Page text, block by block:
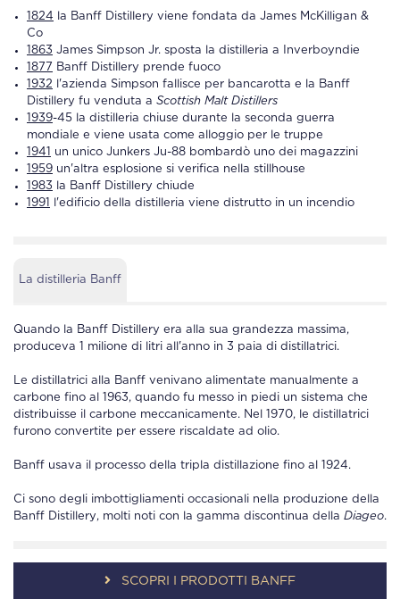
1824 la Banff Distillery viene fondata da James McKilligan &
Co
1863 James Simpson Jr. sposta la distilleria a Inverboyndie
1877 Banff Distillery prende fuoco
1932 l'azienda Simpson fallisce per bancarotta e la Banff
Distillery fu venduta a Scottish Malt Distillers
1939-45 la distilleria chiuse durante la seconda guerra
mondiale e viene usata come alloggio per le truppe
1941
un unico Junkers Ju-88 bombardò uno dei magazzini
1959 un'altra esplosione si verifica nella stillhouse
1983 la Banff Distillery chiude
1991
l'edificio della distilleria viene distrutto in un incendio
La distilleria Banff
Quando la Banff Distillery era alla sua grandezza massima,
produceva 1 milione di litri all'anno in 3 paia di distillatrici.
Le distillatrici alla Banff venivano alimentate manualmente a
carbone fino al 1963, quando fu messo in piedi un sistema che
distribuisse il carbone meccanicamente. Nel 1970, le distillatrici
furono convertite per essere riscaldate ad olio.
Banff usava il processo della tripla distillazione fino al 1924.
Ci sono degli imbottigliamenti occasionali nella produzione della
Banff Distillery, molti noti con la gamma discontinua della Diageo.
SCOPRI I PRODOTTI BANFF